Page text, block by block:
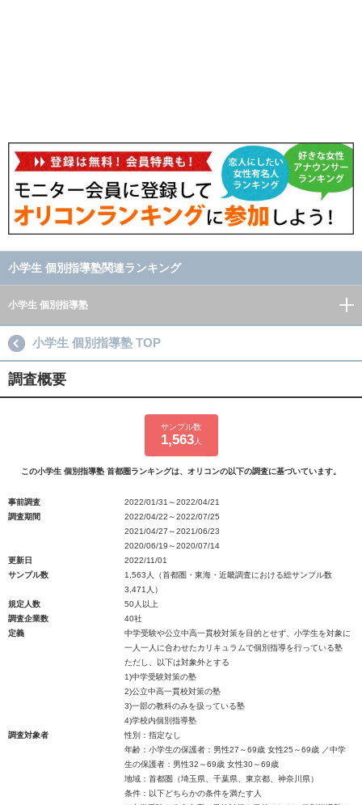
小学生 個別指導塾関連ランキング
小学生 個別指導塾
小学生 個別指導塾 TOP
調査概要
サンプル数
1,563人
この小学生 個別指導塾 首都圏ランキングは、オリコンの以下の調査に基づいています。
事前調査
2022/01/31～2022/04/21
調査期間
2022/04/22～2022/07/25
2021/04/27～2021/06/23
2020/06/19～2020/07/14
更新日
2022/11/01
サンプル数
1,563人（首都圏・東海・近畿調査における総サンプル数
3,471人）
規定人数
50人以上
調査企業数
40社
定義
中学受験や公立中高一貫校対策を目的とせず、小学生を対象に
一人一人に合わせたカリキュラムで個別指導を行っている塾
ただし、以下は対象外とする
1)中学受験対策の塾
2)公立中高一貫校対策の塾
3)一部の教科のみを扱っている塾
4)学校内個別指導塾
調査対象者
性別：指定なし
年齢：小学生の保護者：男性27～69歳 女性25～69歳 ／中学
生の保護者：男性32～69歳 女性30～69歳
地域：首都圏（埼玉県、千葉県、東京都、神奈川県）
条件：以下どちらかの条件を満たす人